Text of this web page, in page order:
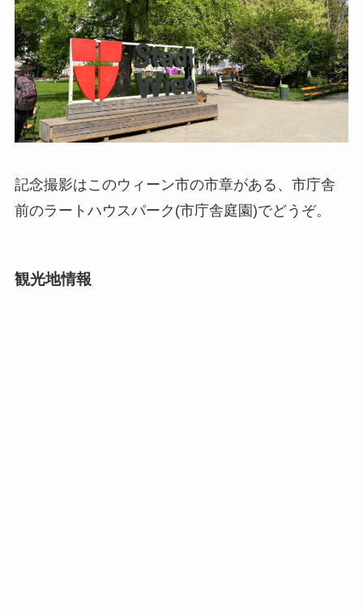
記念撮影はこのウィーン市の市章がある、市庁舎
前のラートハウスパーク(市庁舎庭園)でどうぞ。
観光地情報